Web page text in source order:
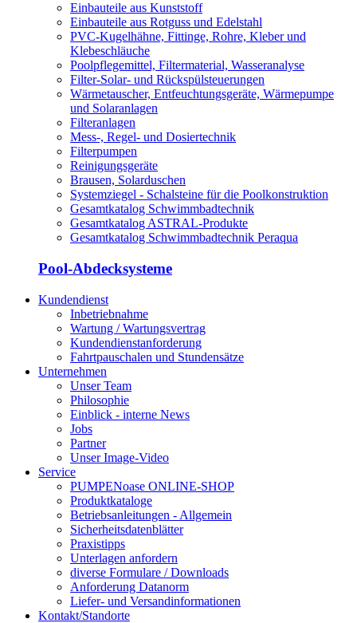
Einbauteile aus Kunststoff
Einbauteile aus Rotguss und Edelstahl
PVC-Kugelhähne, Fittinge, Rohre, Kleber und
Klebeschläuche
Poolpflegemittel, Filtermaterial, Wasseranalyse
Filter-Solar- und Rückspülsteuerungen
Wärmetauscher, Entfeuchtungsgeräte, Wärmepumpe
und Solaranlagen
Filteranlagen
Mess-, Regel- und Dosiertechnik
Filterpumpen
Reinigungsgeräte
Brausen, Solarduschen
Systemziegel - Schalsteine für die Poolkonstruktion
Gesamtkatalog Schwimmbadtechnik
Gesamtkatalog ASTRAL-Produkte
Gesamtkatalog Schwimmbadtechnik Peraqua
Pool-Abdecksysteme
Kundendienst
Inbetriebnahme
Wartung / Wartungsvertrag
Kundendienstanforderung
Fahrtpauschalen und Stundensätze
Unternehmen
Unser Team
Philosophie
Einblick - interne News
Jobs
Partner
Unser Image-Video
Service
PUMPENoase ONLINE-SHOP
Produktkataloge
Betriebsanleitungen - Allgemein
Sicherheitsdatenblätter
Praxistipps
Unterlagen anfordern
diverse Formulare / Downloads
Anforderung Datanorm
Liefer- und Versandinformationen
Kontakt/Standorte